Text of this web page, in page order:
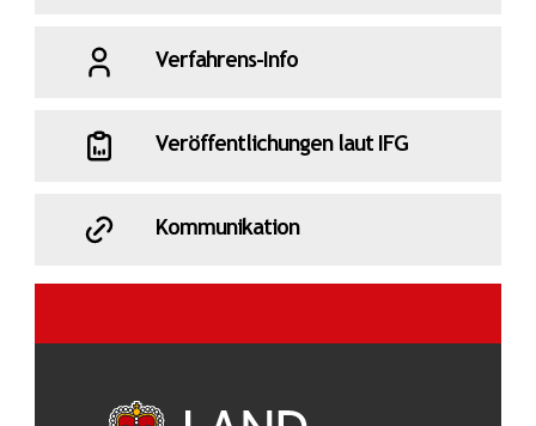
Verfahrens-Info
Veröffentlichungen laut IFG
Kommunikation